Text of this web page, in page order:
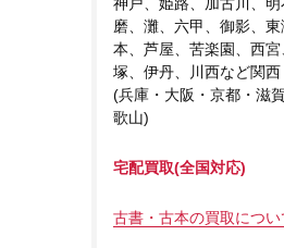
磨、灘、六甲、御影、
本、芦屋、苦楽園、西
塚、伊丹、川西など関西
(兵庫・大阪・京都・滋
歌山)
宅配買取(全国対応)
古書・古本の買取につい